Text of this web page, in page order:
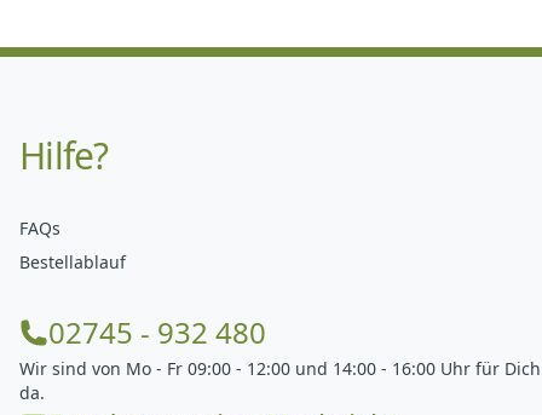
Hilfe?
FAQs
Bestellablauf
02745 - 932 480
Wir sind von Mo - Fr 09:00 - 12:00 und 14:00 - 16:00 Uhr für Dich
da.